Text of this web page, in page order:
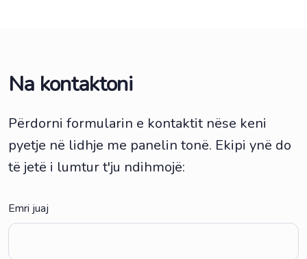
Na kontaktoni
Përdorni formularin e kontaktit nëse keni
pyetje në lidhje me panelin tonë. Ekipi ynë do
të jetë i lumtur t'ju ndihmojë:
Emri juaj